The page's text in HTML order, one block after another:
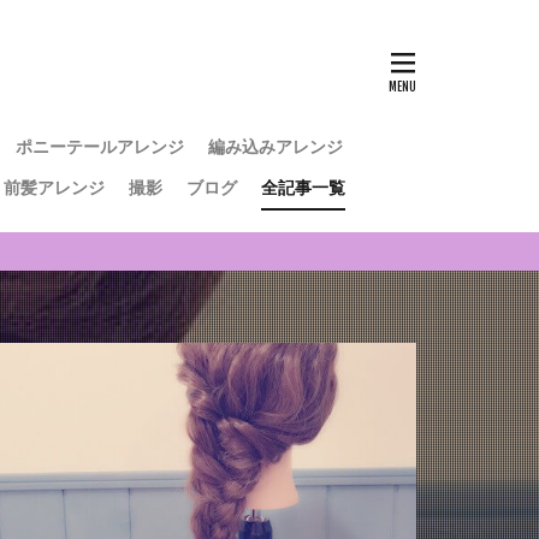
ポニーテールアレンジ
編み込みアレンジ
前髪アレンジ
撮影 ブログ 全記事一覧